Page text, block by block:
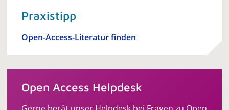
Praxistipp
Open-Access-Literatur finden
Open Access Helpdesk